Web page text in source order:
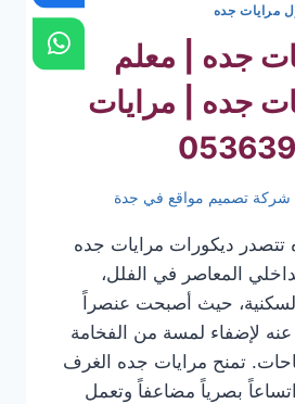
مرايات جده
جده | معلم
جده | مرايات
تصميم مواقع في جدة
تتصدر ديكورات مرايات جده
المعاصر في الفلل،
حيث أصبحت عنصراً
عنه لإضفاء لمسة من الفخامة
تمنح مرايات جده الغرف
بصرياً مضاعفاً وتعمل